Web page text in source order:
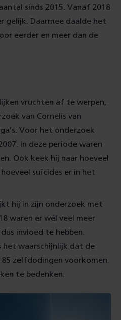
sinds 2015. Vanaf 2018
gelijk. Daarmee daalde het
eerder en meer dan de
vruchten af te werpen,
van Cornelis van
Voor het onderzoek
In deze periode waren
Ook keek hij naar hoeveel
suïcides er in het
hij in zijn onderzoek met
waren er wél veel meer
invloed te hebben.
het waarschijnlijk dat de
zelfdodingen voorkomen.
te bedenken.